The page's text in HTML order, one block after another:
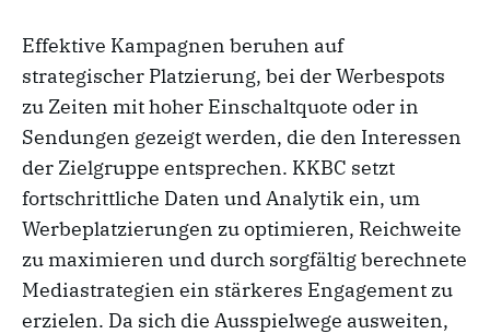
Effektive Kampagnen beruhen auf
strategischer Platzierung, bei der Werbespots
zu Zeiten mit hoher Einschaltquote oder in
Sendungen gezeigt werden, die den Interessen
der Zielgruppe entsprechen. KKBC setzt
fortschrittliche Daten und Analytik ein, um
Werbeplatzierungen zu optimieren, Reichweite
zu maximieren und durch sorgfältig berechnete
Mediastrategien ein stärkeres Engagement zu
erzielen. Da sich die Ausspielwege ausweiten,